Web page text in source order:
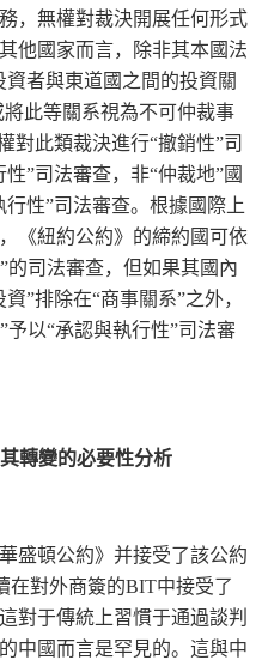
，無權對裁決開展任何形式
他國家而言，除非其本國法
者與東道國之間的投資關
將此等關系視為不可仲裁事
對此類裁決進行“撤銷性”司
”司法審查，非“仲裁地”國
性”司法審查。根據國際上
《紐約公約》的締約國可依
的司法審查，但如果其國內
”排除在“商事關系”之外，
以“承認與執行性”司法審
轉變的必要性分析
盛頓公約》并接受了該公約
在對外商簽的BIT中接受了
對于傳統上習慣于通過談判
中國而言是罕見的。這與中